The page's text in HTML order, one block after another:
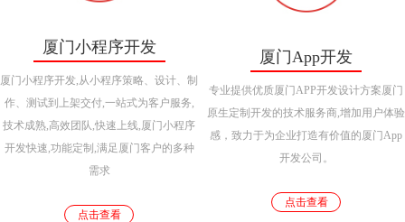
厦门小程序开发
厦门小程序开发,从小程序策略、设计、制
作、测试到上架交付,一站式为客户服务,
技术成熟,高效团队,快速上线,厦门小程序
开发快速,功能定制,满足厦门客户的多种
需求
点击查看
厦门App开发
专业提供优质厦门APP开发设计方案厦门
原生定制开发的技术服务商,增加用户体验
感，致力于为企业打造有价值的厦门App
开发公司。
点击查看